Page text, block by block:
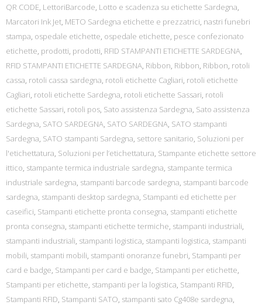
QR CODE, LettoriBarcode, Lotto e scadenza su etichette Sardegna,
Marcatori Ink Jet, METO Sardegna etichette e prezzatrici, nastri funebri
stampa, ospedale etichette, ospedale etichette, pesce confezionato
etichette, prodotti, prodotti, RFID STAMPANTI ETICHETTE SARDEGNA,
RFID STAMPANTI ETICHETTE SARDEGNA, Ribbon, Ribbon, Ribbon, rotoli
cassa, rotoli cassa sardegna, rotoli etichette Cagliari, rotoli etichette
Cagliari, rotoli etichette Sardegna, rotoli etichette Sassari, rotoli
etichette Sassari, rotoli pos, Sato assistenza Sardegna, Sato assistenza
Sardegna, SATO SARDEGNA, SATO SARDEGNA, SATO stampanti
Sardegna, SATO stampanti Sardegna, settore sanitario, Soluzioni per
l'etichettatura, Soluzioni per l’etichettatura, Stampante etichette settore
ittico, stampante termica industriale sardegna, stampante termica
industriale sardegna, stampanti barcode sardegna, stampanti barcode
sardegna, stampanti desktop sardegna, Stampanti ed etichette per
caseifici, Stampanti etichette pronta consegna, stampanti etichette
pronta consegna, stampanti etichette termiche, stampanti industriali,
stampanti industriali, stampanti logistica, stampanti logistica, stampanti
mobili, stampanti mobili, stampanti onoranze funebri, Stampanti per
card e badge, Stampanti per card e badge, Stampanti per etichette,
Stampanti per etichette, stampanti per la logistica, Stampanti RFID,
Stampanti RFID, Stampanti SATO, stampanti sato Cg408e sardegna,